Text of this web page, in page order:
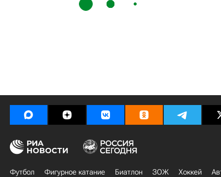
Футбол Фигурное катание Биатлон ЗОЖ Хоккей